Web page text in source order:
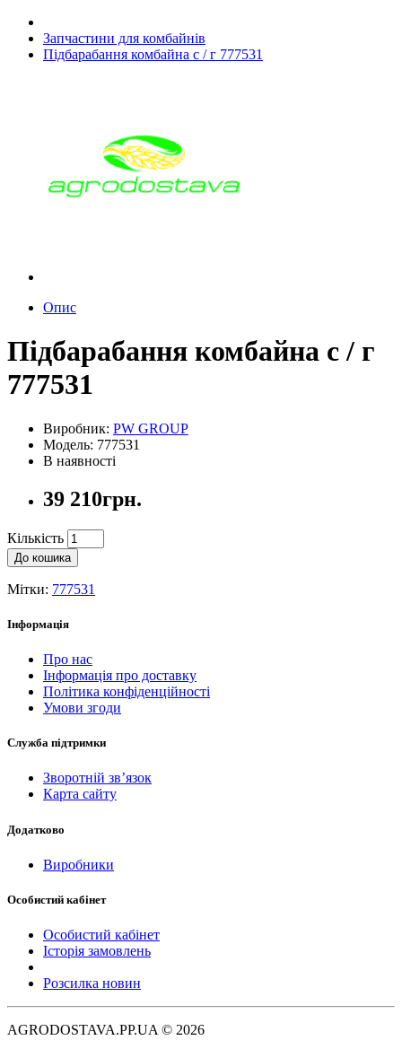
Запчастини для комбайнів
Підбарабання комбайна с / г 777531
Опис
Підбарабання комбайна с / г
777531
Виробник: PW GROUP
Модель: 777531
В наявності
39 210грн.
Кількість
До кошика
Мітки: 777531
Інформація
Про нас
Інформація про доставку
Політика конфіденційності
Умови згоди
Служба підтримки
Зворотній зв’язок
Карта сайту
Додатково
Виробники
Особистий кабінет
Особистий кабінет
Історія замовлень
Розсилка новин
AGRODOSTAVA.PP.UA © 2026